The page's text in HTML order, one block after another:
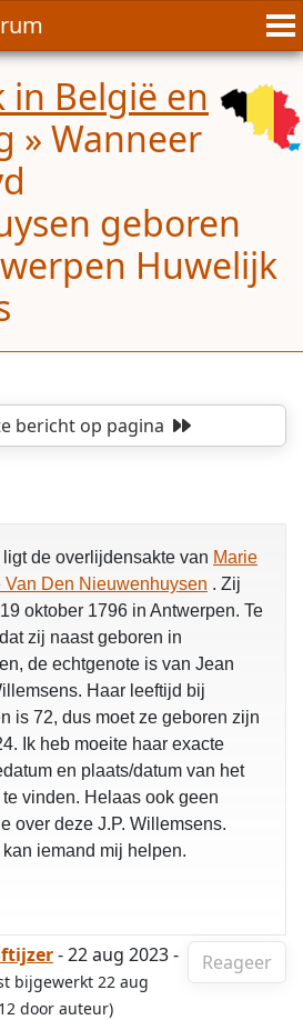
in België en
» Wanneer
geboren
Huwelijk
berichtop pagina
de overlijdensakte van Marie
Van Den Nieuwenhuysen . Zij
oktober 1796 in Antwerpen. Te
zij naast geboren in
de echtgenote is van Jean
Haar leeftijd bij
is 72, dus moet ze geboren zijn
Ik heb moeite haar exacte
en plaats/datum van het
vinden. Helaas ook geen
over deze J.P. Willemsens.
iemand mij helpen.
Reageer
- 22 aug 2023 -
bijgewerkt 22 aug
door auteur)